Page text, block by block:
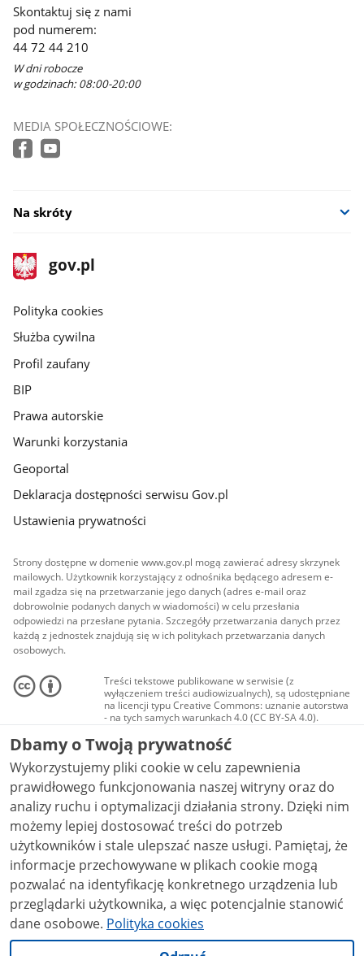
Skontaktuj się z nami
pod numerem:
44 72 44 210
W dni robocze
w godzinach: 08:00-20:00
MEDIA SPOŁECZNOŚCIOWE:
Na skróty
stopka
gov.pl
Strona
gov.pl
gov.pl
Polityka cookies
Służba cywilna
Profil zaufany
BIP
Prawa autorskie
Warunki korzystania
Geoportal
Deklaracja dostępności serwisu Gov.pl
Ustawienia prywatności
Strony dostępne w domenie www.gov.pl mogą zawierać adresy skrzynek
mailowych. Użytkownik korzystający z odnośnika będącego adresem e-
mail zgadza się na przetwarzanie jego danych (adres e-mail oraz
dobrowolnie podanych danych w wiadomości) w celu przesłania
odpowiedzi na przesłane pytania. Szczegóły przetwarzania danych przez
każdą z jednostek znajdują się w ich politykach przetwarzania danych
osobowych.
Treści tekstowe publikowane w serwisie (z
wyłączeniem treści audiowizualnych), są udostępniane
na licencji typu Creative Commons: uznanie autorstwa
- na tych samych warunkach 4.0 (CC BY-SA 4.0).
Materiały audiowizualne, w tym zdjęcia, materiały
audio i wideo, są udostępniane na licencji typu
Creative Commons: uznanie autorstwa użycie
niekomercyjne - bez utworów zależnych 4.0 (CC BY-
NC-ND 4.0), o ile nie jest to stwierdzone inaczej.
Dbamy o Twoją prywatność
Wykorzystujemy pliki cookie w celu zapewnienia
prawidłowego funkcjonowania naszej witryny oraz do
analizy ruchu i optymalizacji działania strony. Dzięki nim
możemy lepiej dostosować treści do potrzeb
użytkowników i stale ulepszać nasze usługi. Pamiętaj, że
informacje przechowywane w plikach cookie mogą
pozwalać na identyfikację konkretnego urządzenia lub
przeglądarki użytkownika, a więc potencjalnie stanowić
dane osobowe. Polityka cookies